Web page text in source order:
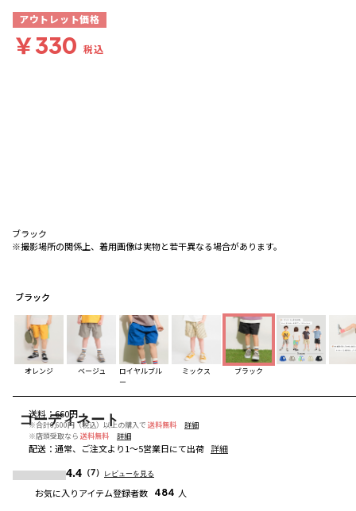
ブラック
※撮影場所の関係上、着用画像は実物と若干異なる場合があります。
ブラック
ブラック
オレンジ ベージュ
ロイヤルブル
ー
ミックス ブラック
コーディネート
送料 ：660円
※合計6,600円（税込）以上の購入で 送料無料
詳細
※店頭受取なら 送料無料 詳細
配送 ： 通常、ご注文より1～5営業日にて出荷 詳細
4.4 （7） レビューを見る
お気に入りアイテム登録者数 484 人
アウトレット価格
￥330 税込